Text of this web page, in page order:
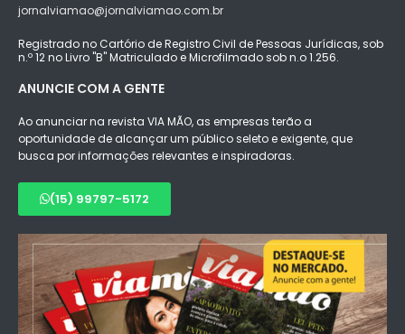
jornalviamao@jornalviamao.com.br
Registrado no Cartório de Registro Civil de Pessoas Jurídicas, sob
n.º 12 no Livro "B" Matriculado e Microfilmado sob n.o 1.256.
ANUNCIE COM A GENTE
Ao anunciar na revista VIA MÃO, as empresas terão a
oportunidade de alcançar um público seleto e exigente, que
busca por informações relevantes e inspiradoras.
(15) 99797-5172